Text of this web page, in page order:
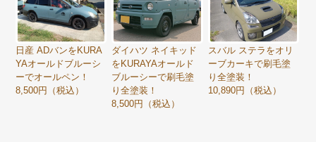
日産 ADバンをKURA
YAオールドブルーシ
ーでオールペン！
8,500円（税込）
ダイハツ ネイキッド
をKURAYAオールド
ブルーシーで刷毛塗
り全塗装！
8,500円（税込）
スバル ステラをオリ
ーブカーキで刷毛塗
り全塗装！
10,890円（税込）